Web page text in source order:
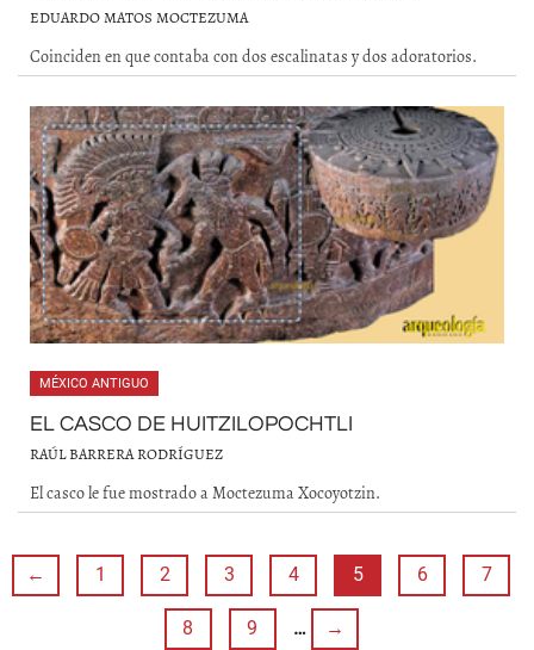
EDUARDO MATOS MOCTEZUMA
Coinciden en que contaba con dos escalinatas y dos adoratorios.
MÉXICO ANTIGUO
EL CASCO DE HUITZILOPOCHTLI
RAÚL BARRERA RODRÍGUEZ
El casco le fue mostrado a Moctezuma Xocoyotzin.
← 1 2 3 4 5 6 7
8 9 … →